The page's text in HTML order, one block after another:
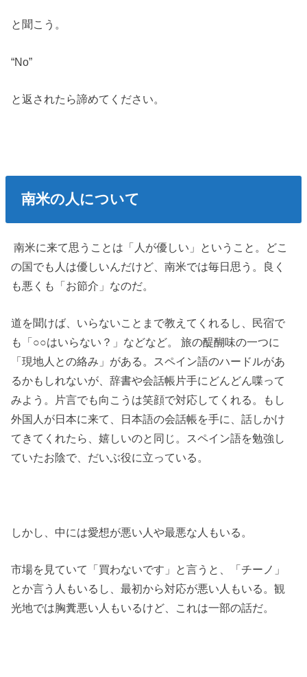
と聞こう。
“No”
と返されたら諦めてください。
南米の人について
南米に来て思うことは「人が優しい」ということ。どこ
の国でも人は優しいんだけど、南米では毎日思う。良く
も悪くも「お節介」なのだ。
道を聞けば、いらないことまで教えてくれるし、民宿で
も「○○はいらない？」などなど。 旅の醍醐味の一つに
「現地人との絡み」がある。スペイン語のハードルがあ
るかもしれないが、辞書や会話帳片手にどんどん喋って
みよう。片言でも向こうは笑顔で対応してくれる。もし
外国人が日本に来て、日本語の会話帳を手に、話しかけ
てきてくれたら、嬉しいのと同じ。スペイン語を勉強し
ていたお陰で、だいぶ役に立っている。
しかし、中には愛想が悪い人や最悪な人もいる。
市場を見ていて「買わないです」と言うと、「チーノ」
とか言う人もいるし、最初から対応が悪い人もいる。観
光地では胸糞悪い人もいるけど、これは一部の話だ。